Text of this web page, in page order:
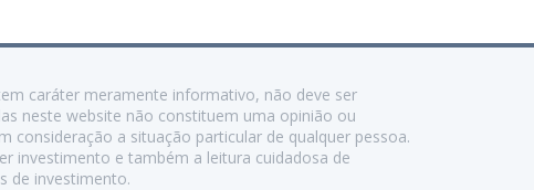
caráter meramente informativo, não deve ser
neste website não constituem uma opinião ou
consideração a situação particular de qualquer pessoa.
investimento e também a leitura cuidadosa de
de investimento.